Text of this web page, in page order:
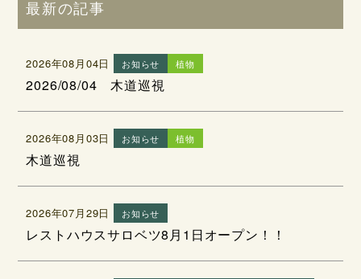
最新の記事
2026年08月04日 お知らせ 植物
2026/08/04 木道巡視
2026年08月03日 お知らせ 植物
木道巡視
2026年07月29日 お知らせ
レストハウスサロベツ8月1日オープン！！